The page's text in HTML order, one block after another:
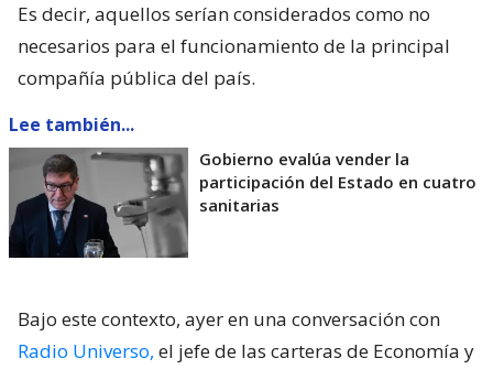
Es decir, aquellos serían considerados como no
necesarios para el funcionamiento de la principal
compañía pública del país.
Lee también...
Gobierno evalúa vender la
participación del Estado en cuatro
sanitarias
Bajo este contexto, ayer en una conversación con
Radio Universo, el jefe de las carteras de Economía y